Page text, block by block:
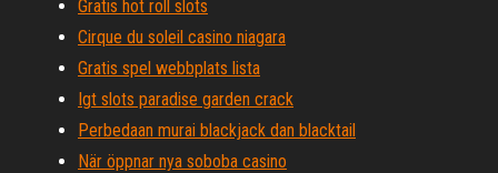
Gratis hot roll slots
Cirque du soleil casino niagara
Gratis spel webbplats lista
Igt slots paradise garden crack
Perbedaan murai blackjack dan blacktail
När öppnar nya soboba casino